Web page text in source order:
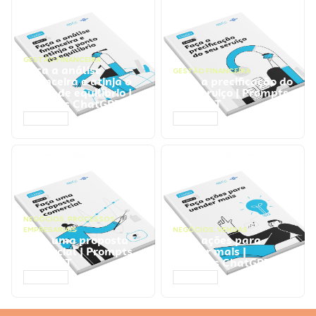
GESTÃO FINANCEIRA
Faça a análise
financeira e atinja o
ponto de equilíbrio |
Prompts ChatGPT
GESTÃO FINANCEIRA
Faça a precificação do
seu serviço | Prompts
ChatGPT
NEGÓCIOS, PROCESSOS
EMPRESARIAIS
Faça uma proposta
comercial | Prompts
ChatGPT
NEGÓCIOS, VENDAS
Faça ações para
vender mais |
Prompts ChatGPT